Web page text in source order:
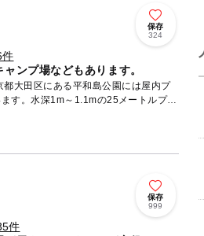
保存
324
件
ンプ場などもあります。
都大田区にある平和島公園には屋内プ
す。水深1m～1.1mの25メートルプー
20m、5mの幼児用プールを備えて...
保存
999
件